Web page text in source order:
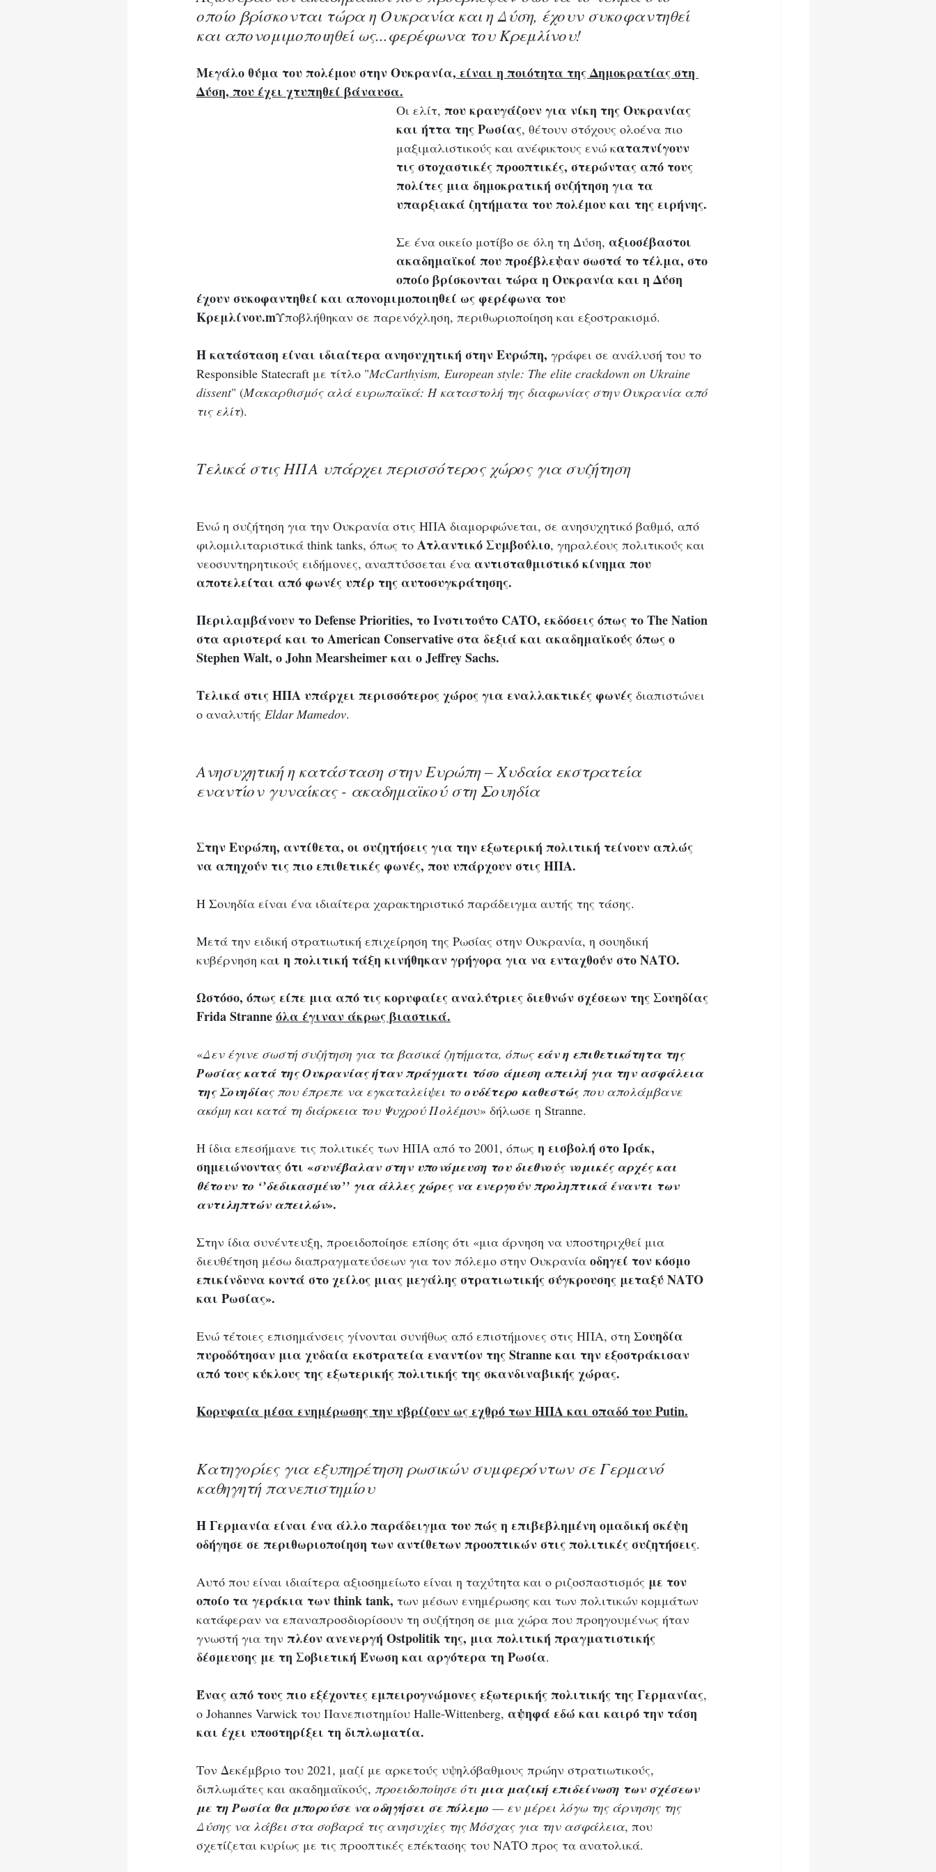
οποίο βρίσκονται τώρα η Ουκρανία και η Δύση, έχουν συκοφαντηθεί
και απονομιμοποιηθεί ως...φερέφωνα του Κρεμλίνου!
Μεγάλο θύμα του πολέμου στην Ουκρανία, είναι η ποιότητα της Δημοκρατίας στη
Δύση, που έχει χτυπηθεί βάναυσα.
Οι ελίτ, που κραυγάζουν για νίκη της Ουκρανίας
και ήττα της Ρωσίας, θέτουν στόχους ολοένα πιο
μαξιμαλιστικούς και ανέφικτους ενώ καταπνίγουν
τις στοχαστικές προοπτικές, στερώντας από τους
πολίτες μια δημοκρατική συζήτηση για τα
υπαρξιακά ζητήματα του πολέμου και της ειρήνης.
Σε ένα οικείο μοτίβο σε όλη τη Δύση, αξιοσέβαστοι
ακαδημαϊκοί που προέβλεψαν σωστά το τέλμα, στο
οποίο βρίσκονται τώρα η Ουκρανία και η Δύση
έχουν συκοφαντηθεί και απονομιμοποιηθεί ως φερέφωνα του
Κρεμλίνου.mΥποβλήθηκαν σε παρενόχληση, περιθωριοποίηση και εξοστρακισμό.
Η κατάσταση είναι ιδιαίτερα ανησυχητική στην Ευρώπη, γράφει σε ανάλυσή του το
Responsible Statecraft με τίτλο "McCarthyism, European style: The elite crackdown on Ukraine
dissent" (Μακαρθισμός αλά ευρωπαϊκά: Η καταστολή της διαφωνίας στην Ουκρανία από
τις ελίτ).
Τελικά στις ΗΠΑ υπάρχει περισσότερος χώρος για συζήτηση
Ενώ η συζήτηση για την Ουκρανία στις ΗΠΑ διαμορφώνεται, σε ανησυχητικό βαθμό, από
φιλομιλιταριστικά think tanks, όπως το Ατλαντικό Συμβούλιο, γηραλέους πολιτικούς και
νεοσυντηρητικούς ειδήμονες, αναπτύσσεται ένα αντισταθμιστικό κίνημα που
αποτελείται από φωνές υπέρ της αυτοσυγκράτησης.
Περιλαμβάνουν το Defense Priorities, το Ινστιτούτο CATO, εκδόσεις όπως το The Nation
στα αριστερά και το American Conservative στα δεξιά και ακαδημαϊκούς όπως ο
Stephen Walt, ο John Mearsheimer και ο Jeffrey Sachs.
Τελικά στις ΗΠΑ υπάρχει περισσότερος χώρος για εναλλακτικές φωνές διαπιστώνει
ο αναλυτής Eldar Mamedov.
Ανησυχητική η κατάσταση στην Ευρώπη – Χυδαία εκστρατεία
εναντίον γυναίκας - ακαδημαϊκού στη Σουηδία
Στην Ευρώπη, αντίθετα, οι συζητήσεις για την εξωτερική πολιτική τείνουν απλώς
να απηχούν τις πιο επιθετικές φωνές, που υπάρχουν στις ΗΠΑ.
Η Σουηδία είναι ένα ιδιαίτερα χαρακτηριστικό παράδειγμα αυτής της τάσης.
Μετά την ειδική στρατιωτική επιχείρηση της Ρωσίας στην Ουκρανία, η σουηδική
κυβέρνηση και η πολιτική τάξη κινήθηκαν γρήγορα για να ενταχθούν στο ΝΑΤΟ.
Ωστόσο, όπως είπε μια από τις κορυφαίες αναλύτριες διεθνών σχέσεων της Σουηδίας
Frida Stranne όλα έγιναν άκρως βιαστικά.
«Δεν έγινε σωστή συζήτηση για τα βασικά ζητήματα, όπως εάν η επιθετικότητα της
Ρωσίας κατά της Ουκρανίας ήταν πράγματι τόσο άμεση απειλή για την ασφάλεια
της Σουηδίας που έπρεπε να εγκαταλείψει το ουδέτερο καθεστώς που απολάμβανε
ακόμη και κατά τη διάρκεια του Ψυχρού Πολέμου» δήλωσε η Stranne.
Η ίδια επεσήμανε τις πολιτικές των ΗΠΑ από το 2001, όπως η εισβολή στο Ιράκ,
σημειώνοντας ότι «συνέβαλαν στην υπονόμευση του διεθνούς νομικές αρχές και
θέτουν το ‘’δεδικασμένο’’ για άλλες χώρες να ενεργούν προληπτικά έναντι των
αντιληπτών απειλών».
Στην ίδια συνέντευξη, προειδοποίησε επίσης ότι «μια άρνηση να υποστηριχθεί μια
διευθέτηση μέσω διαπραγματεύσεων για τον πόλεμο στην Ουκρανία οδηγεί τον κόσμο
επικίνδυνα κοντά στο χείλος μιας μεγάλης στρατιωτικής σύγκρουσης μεταξύ ΝΑΤΟ
και Ρωσίας».
Ενώ τέτοιες επισημάνσεις γίνονται συνήθως από επιστήμονες στις ΗΠΑ, στη Σουηδία
πυροδότησαν μια χυδαία εκστρατεία εναντίον της Stranne και την εξοστράκισαν
από τους κύκλους της εξωτερικής πολιτικής της σκανδιναβικής χώρας.
Κορυφαία μέσα ενημέρωσης την υβρίζουν ως εχθρό των ΗΠΑ και οπαδό του Putin.
Κατηγορίες για εξυπηρέτηση ρωσικών συμφερόντων σε Γερμανό
καθηγητή πανεπιστημίου
Η Γερμανία είναι ένα άλλο παράδειγμα του πώς η επιβεβλημένη ομαδική σκέψη
οδήγησε σε περιθωριοποίηση των αντίθετων προοπτικών στις πολιτικές συζητήσεις.
Αυτό που είναι ιδιαίτερα αξιοσημείωτο είναι η ταχύτητα και ο ριζοσπαστισμός με τον
οποίο τα γεράκια των think tank, των μέσων ενημέρωσης και των πολιτικών κομμάτων
κατάφεραν να επαναπροσδιορίσουν τη συζήτηση σε μια χώρα που προηγουμένως ήταν
γνωστή για την πλέον ανενεργή Ostpolitik της, μια πολιτική πραγματιστικής
δέσμευσης με τη Σοβιετική Ένωση και αργότερα τη Ρωσία.
Ένας από τους πιο εξέχοντες εμπειρογνώμονες εξωτερικής πολιτικής της Γερμανίας,
ο Johannes Varwick του Πανεπιστημίου Halle-Wittenberg, αψηφά εδώ και καιρό την τάση
και έχει υποστηρίξει τη διπλωματία.
Τον Δεκέμβριο του 2021, μαζί με αρκετούς υψηλόβαθμους πρώην στρατιωτικούς,
διπλωμάτες και ακαδημαϊκούς, προειδοποίησε ότι μια μαζική επιδείνωση των σχέσεων
με τη Ρωσία θα μπορούσε να οδηγήσει σε πόλεμο — εν μέρει λόγω της άρνησης της
Δύσης να λάβει στα σοβαρά τις ανησυχίες της Μόσχας για την ασφάλεια, που
σχετίζεται κυρίως με τις προοπτικές επέκτασης του ΝΑΤΟ προς τα ανατολικά.